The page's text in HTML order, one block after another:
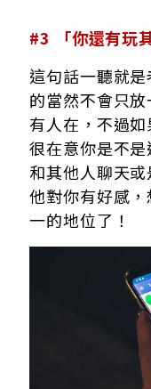
#3 「你還有玩
這句話一聽就
的當然不會只
有人在，不過
很在意你是不
和其他人聊天
他對你有好感
一的地位了！